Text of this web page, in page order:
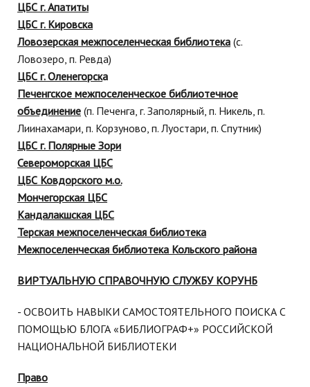
ЦБС г. Апатиты
ЦБС г. Кировска
Ловозерская межпоселенческая библиотека (с.
Ловозеро, п. Ревда)
ЦБС г. Оленегорска
Печенгское межпоселенческое библиотечное
объединение (п. Печенга, г. Заполярный, п. Никель, п.
Лиинахамари, п. Корзуново, п. Луостари, п. Спутник)
ЦБС г. Полярные Зори
Североморская ЦБС
ЦБС Ковдорского м.о.
Мончегорская ЦБС
Кандалакшская ЦБС
Терская межпоселенческая библиотека
Межпоселенческая библиотека Кольского района
ВИРТУАЛЬНУЮ СПРАВОЧНУЮ СЛУЖБУ КОРУНБ
- ОСВОИТЬ НАВЫКИ САМОСТОЯТЕЛЬНОГО ПОИСКА С
ПОМОЩЬЮ БЛОГА «БИБЛИОГРАФ+» РОССИЙСКОЙ
НАЦИОНАЛЬНОЙ БИБЛИОТЕКИ
Право